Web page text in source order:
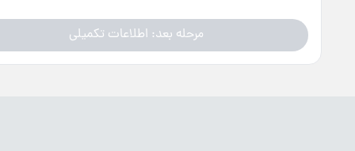
مرحله بعد: اطلاعات تکمیلی